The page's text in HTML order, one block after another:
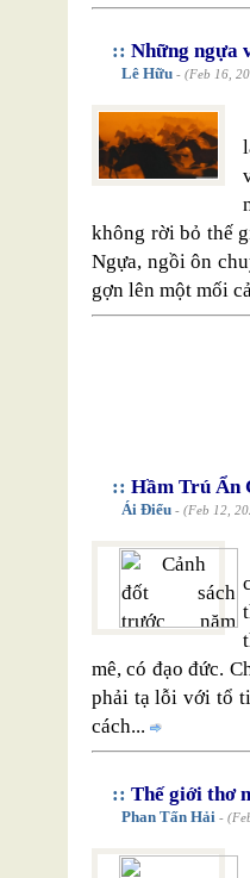
::Những ngựa
Lê Hữu- (Feb 16,
không rời bỏ thế
Ngựa, ngồi ôn
gợn lên một mối
::Hầm Trú Ẩn
Ái Điểu- (Feb 12,
mê, có đạo đức.
phải tạ lỗi với tổ
cách...
::Thế giới thơ
Phan Tấn Hải -